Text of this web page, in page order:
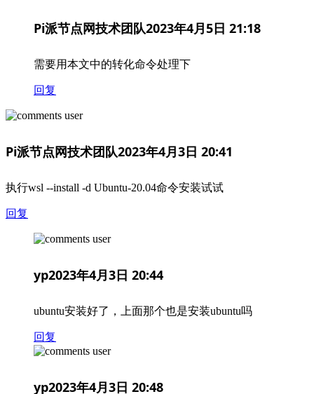
Pi派节点网技术团队2023年4月5日 21:18
需要用本文中的转化命令处理下
回复
Pi派节点网技术团队2023年4月3日 20:41
执行wsl --install -d Ubuntu-20.04命令安装试试
回复
yp2023年4月3日 20:44
ubuntu安装好了，上面那个也是安装ubuntu吗
回复
yp2023年4月3日 20:48